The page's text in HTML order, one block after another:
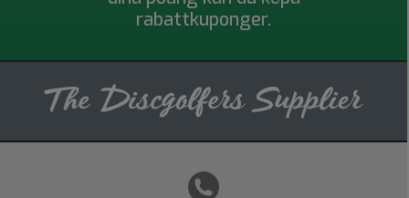
rabattkuponger.